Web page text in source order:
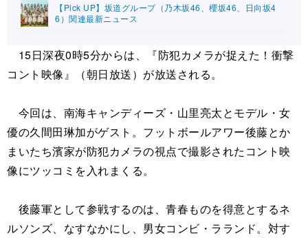
【Pick UP】坂道グループ（乃木坂46、櫻坂46、日向坂4
6）関連最新ニュース
15日深夜0時5分からは、『防犯カメラが捉えた！衝撃
コント映像』（朝日放送）が放送される。
今回は、南海キャンディーズ・山里亮太とモデル・女
優の久間田琳加がゲスト。フットボールアワー後藤とか
まいたち濱家が防犯カメラの視点で撮影されたコント映
像にツッコミを入れまくる。
後藤軍として参戦するのは、青春ものを得意とするネ
ルソンズ、なすなかにし、男女コンビ・ラランド。対す